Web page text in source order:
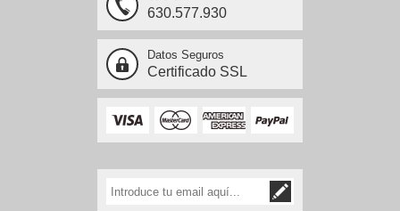
630.577.930
Datos Seguros
Certificado SSL